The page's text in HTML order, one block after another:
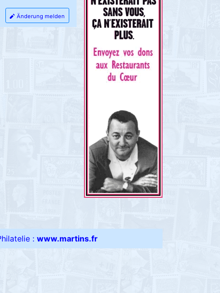
Änderung melden
: www.martins.fr